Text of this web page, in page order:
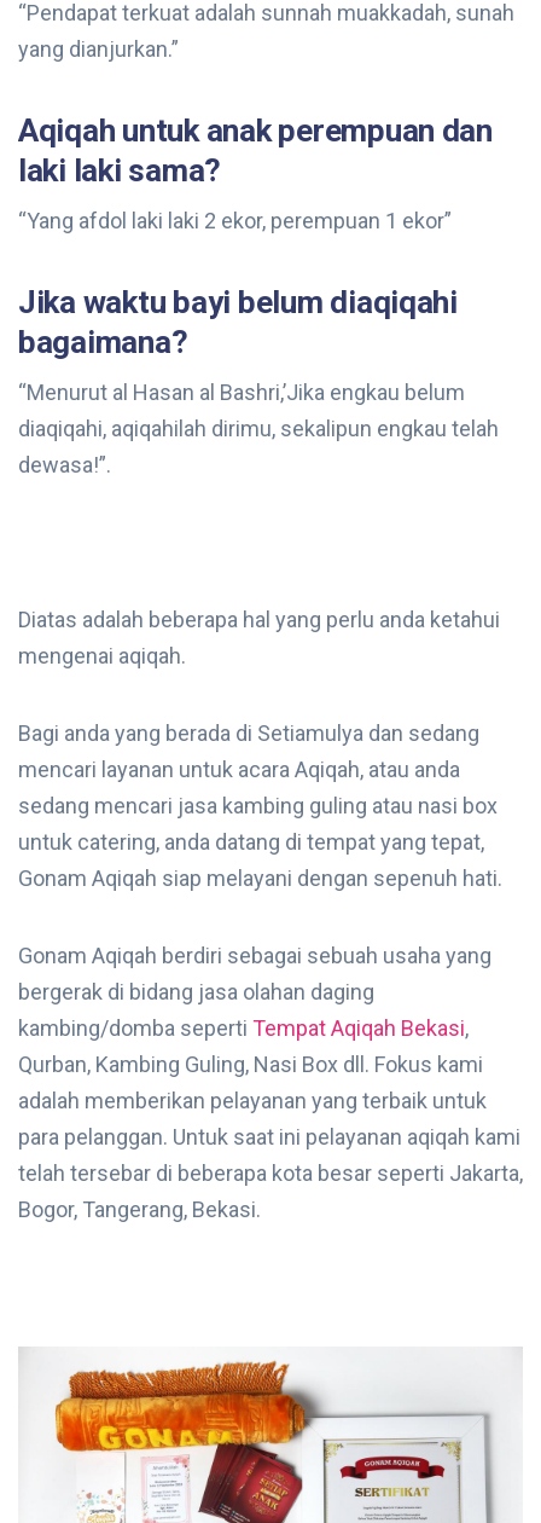
“Pendapat terkuat adalah sunnah muakkadah, sunah
yang dianjurkan.”
Aqiqah untuk anak perempuan dan
laki laki sama?
“Yang afdol laki laki 2 ekor, perempuan 1 ekor”
Jika waktu bayi belum diaqiqahi
bagaimana?
“Menurut al Hasan al Bashri,’Jika engkau belum
diaqiqahi, aqiqahilah dirimu, sekalipun engkau telah
dewasa!”.
Diatas adalah beberapa hal yang perlu anda ketahui
mengenai aqiqah.
Bagi anda yang berada di Setiamulya dan sedang
mencari layanan untuk acara Aqiqah, atau anda
sedang mencari jasa kambing guling atau nasi box
untuk catering, anda datang di tempat yang tepat,
Gonam Aqiqah siap melayani dengan sepenuh hati.
Gonam Aqiqah berdiri sebagai sebuah usaha yang
bergerak di bidang jasa olahan daging
kambing/domba seperti Tempat Aqiqah Bekasi,
Qurban, Kambing Guling, Nasi Box dll. Fokus kami
adalah memberikan pelayanan yang terbaik untuk
para pelanggan. Untuk saat ini pelayanan aqiqah kami
telah tersebar di beberapa kota besar seperti Jakarta,
Bogor, Tangerang, Bekasi.